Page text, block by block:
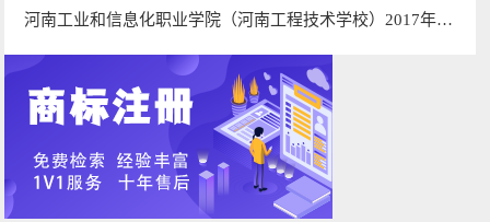
河南工业和信息化职业学院（河南工程技术学校）2017年公开招聘工作人员拟聘用人员公示